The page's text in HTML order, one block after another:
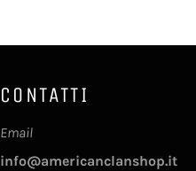
CONTATTI
Email
info@americanclanshop.it